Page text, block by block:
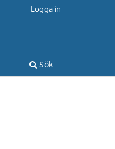
Sök
Logga in